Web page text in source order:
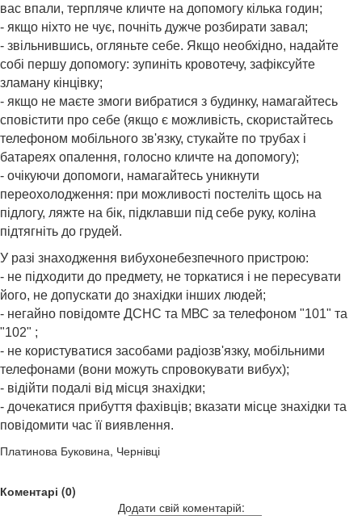
вас впали, терпляче кличте на допомогу кілька годин;
- якщо ніхто не чує, почніть дужче розбирати завал;
- звільнившись, огляньте себе. Якщо необхідно, надайте
собі першу допомогу: зупиніть кровотечу, зафіксуйте
зламану кінцівку;
- якщо не маєте змоги вибратися з будинку, намагайтесь
сповістити про себе (якщо є можливість, скористайтесь
телефоном мобільного зв'язку, стукайте по трубах і
батареях опалення, голосно кличте на допомогу);
- очікуючи допомоги, намагайтесь уникнути
переохолодження: при можливості постеліть щось на
підлогу, ляжте на бік, підклавши під себе руку, коліна
підтягніть до грудей.
У разі знаходження вибухонебезпечного пристрою:
- не підходити до предмету, не торкатися і не пересувати
його, не допускати до знахідки інших людей;
- негайно повідомте ДСНС та МВС за телефоном "101" та
"102" ;
- не користуватися засобами радіозв'язку, мобільними
телефонами (вони можуть спровокувати вибух);
- відійти подалі від місця знахідки;
- дочекатися прибуття фахівців; вказати місце знахідки та
повідомити час її виявлення.
Платинова Буковина, Чернівці
Коментарі (0)
Додати свій коментарій: